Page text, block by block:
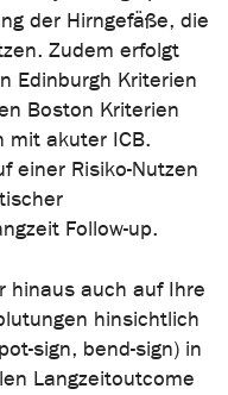
der Hirngefäße, die
Zudem erfolgt
Edinburgh Kriterien
Boston Kriterien
mit akuter ICB.
einer Risiko-Nutzen
Follow-up.
hinaus auch auf Ihre
hinsichtlich
sign, bend-sign) in
Langzeitoutcome